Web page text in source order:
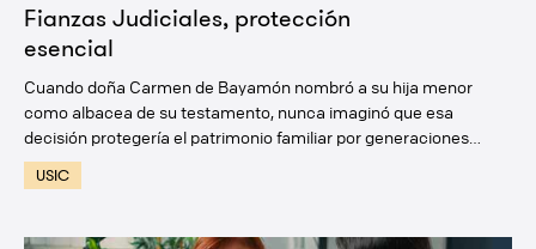
Fianzas Judiciales, protección
esencial
Cuando doña Carmen de Bayamón nombró a su hija menor
como albacea de su testamento, nunca imaginó que esa
decisión protegería el patrimonio familiar por generaciones…
USIC